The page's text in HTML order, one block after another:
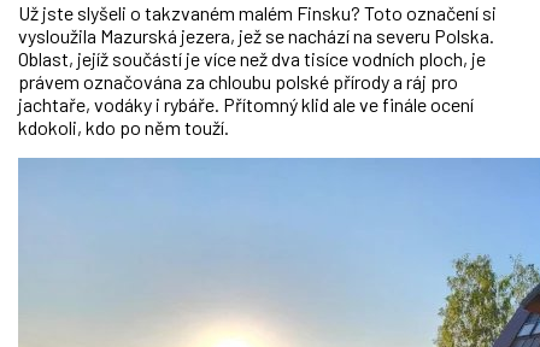
Už jste slyšeli o takzvaném malém Finsku? Toto označení si
vysloužila Mazurská jezera, jež se nachází na severu Polska.
Oblast, jejíž součástí je více než dva tisíce vodních ploch, je
právem označována za chloubu polské přírody a ráj pro
jachtaře, vodáky i rybáře. Přítomný klid ale ve finále ocení
kdokoli, kdo po něm touží.